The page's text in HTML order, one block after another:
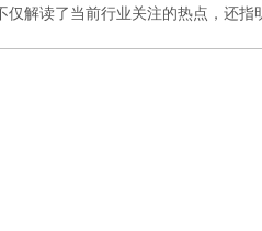
解读了当前行业关注的热点，还指